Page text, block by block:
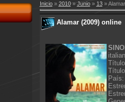
Inicio» 2010 » Junio » 13»
Alamar (2009) online